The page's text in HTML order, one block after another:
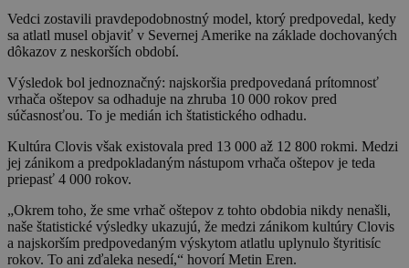
Vedci zostavili pravdepodobnostný model, ktorý predpovedal, kedy
sa atlatl musel objaviť v Severnej Amerike na základe dochovaných
dôkazov z neskorších období.
Výsledok bol jednoznačný: najskoršia predpovedaná prítomnosť
vrhača oštepov sa odhaduje na zhruba 10 000 rokov pred
súčasnosťou. To je medián ich štatistického odhadu.
Kultúra Clovis však existovala pred 13 000 až 12 800 rokmi. Medzi
jej zánikom a predpokladaným nástupom vrhača oštepov je teda
priepasť 4 000 rokov.
„Okrem toho, že sme vrhač oštepov z tohto obdobia nikdy nenašli,
naše štatistické výsledky ukazujú, že medzi zánikom kultúry Clovis
a najskorším predpovedaným výskytom atlatlu uplynulo štyritisíc
rokov. To ani zďaleka nesedí,“ hovorí Metin Eren.